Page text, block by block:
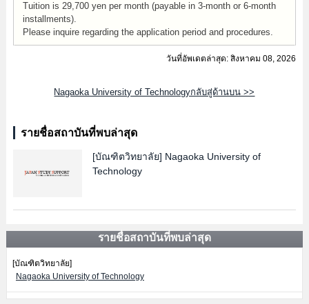
Tuition is 29,700 yen per month (payable in 3-month or 6-month
installments).
Please inquire regarding the application period and procedures.
วันที่อัพเดตล่าสุด: สิงหาคม 08, 2026
Nagaoka University of Technologyกลับสู่ด้านบน >>
รายชื่อสถาบันที่พบล่าสุด
[บัณฑิตวิทยาลัย] Nagaoka University of
Technology
รายชื่อสถาบันที่พบล่าสุด
[บัณฑิตวิทยาลัย]
Nagaoka University of Technology